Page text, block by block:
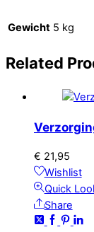
Gewicht 5 kg
Related
€ 21,95
Wishlist
Quick
Share